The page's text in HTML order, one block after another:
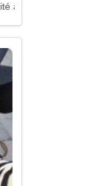
à admettre ses